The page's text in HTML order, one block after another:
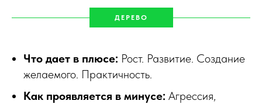
ДЕРЕВО
Что дает в плюсе: Рост. Развитие. Создание
желаемого. Практичность.
Как проявляется в минусе: Агрессия,